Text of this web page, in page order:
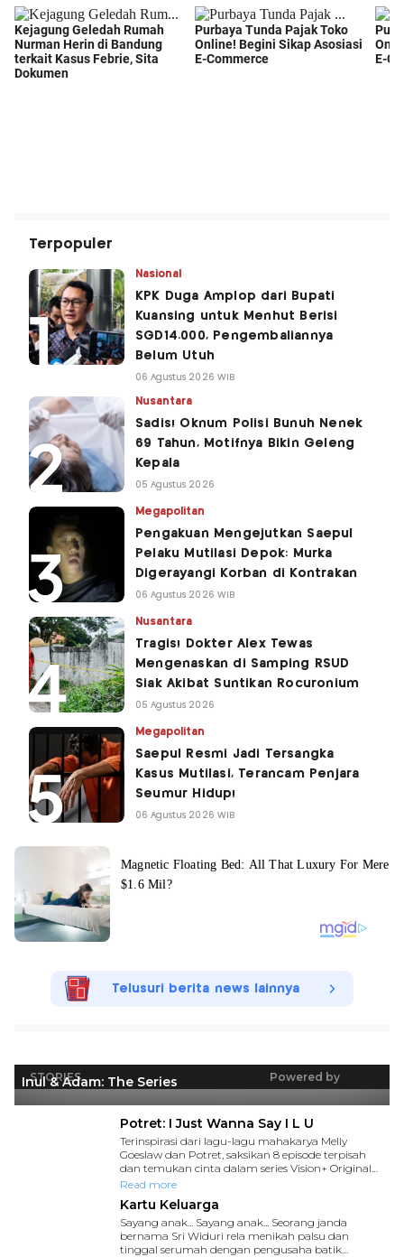
Terpopuler
Nasional
KPK Duga Amplop dari Bupati
Kuansing untuk Menhut Berisi
SGD14.000, Pengembaliannya
Belum Utuh
06 Agustus 2026 WIB
Nusantara
Sadis! Oknum Polisi Bunuh Nenek
69 Tahun, Motifnya Bikin Geleng
Kepala
05 Agustus 2026
Megapolitan
Pengakuan Mengejutkan Saepul
Pelaku Mutilasi Depok: Murka
Digerayangi Korban di Kontrakan
06 Agustus 2026 WIB
Nusantara
Tragis! Dokter Alex Tewas
Mengenaskan di Samping RSUD
Siak Akibat Suntikan Rocuronium
05 Agustus 2026
Megapolitan
Saepul Resmi Jadi Tersangka
Kasus Mutilasi, Terancam Penjara
Seumur Hidup!
06 Agustus 2026 WIB
Telusuri berita news lainnya